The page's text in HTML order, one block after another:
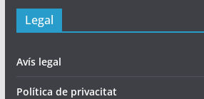
Legal
Avís legal
Política de privacitat